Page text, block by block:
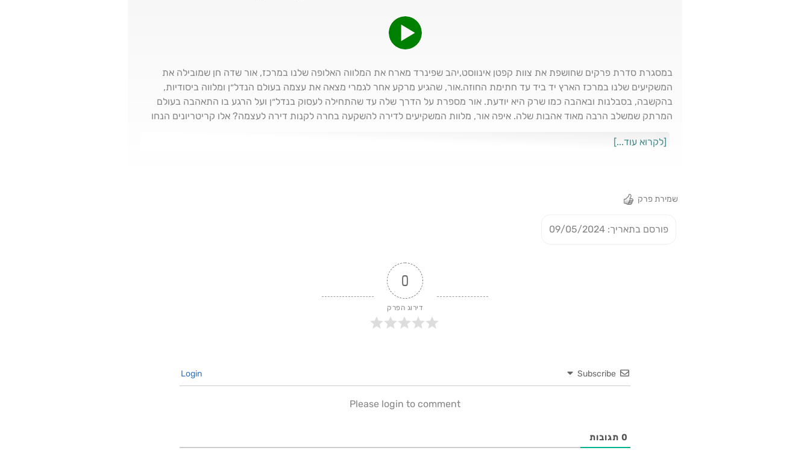
במסגרת סדרת פרקים שחושפת את צוות קפטן אינווסט,יהב שפינרד מארח את המלווה האלופה שלנו במרכז, אור שדה חן שמובילה את
המשקיעים שלנו במרכז הארץ יד ביד עד חתימת החוזה.אור, שהגיע מרקע אחר לגמרי מצאה את עצמה בעולם הנדל״ן ומלווה ביסודיות,
בהקשבה, בסבלנות ובאהבה כמו שרק היא יודעת. אור מספרת על הדרך שלה עד שהתחילה לעסוק בנדל״ן ועל הרגע בו התאהבה בעולם
המרתק שמשלב הרבה מאוד אהבות שלה. איפה אור, מלוות המשקיעים לדירה להשקעה בחרה לקנות דירה לעצמה? אלו קריטריונים הנחו
[לקרוא עוד...]
שמירת פרק
פורסם בתאריך: 09/05/2024
0
דירוג הפרק
Subscribe
Please login to comment
0 תגובות